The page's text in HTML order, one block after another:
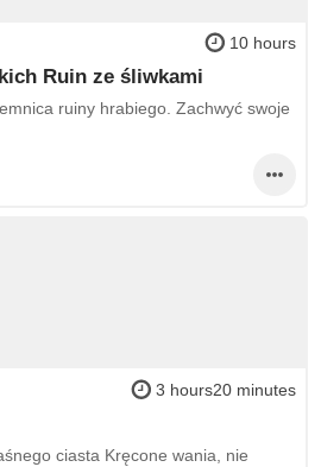
10 hours
Ruin ze śliwkami
ruiny hrabiego. Zachwyć swoje
3 hours20 minutes
ciasta Kręcone wania, nie